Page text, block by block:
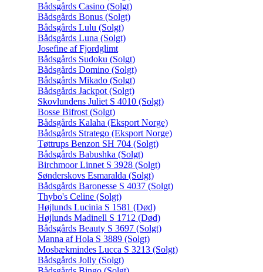
Bådsgårds Casino (Solgt)
Bådsgårds Bonus (Solgt)
Bådsgårds Lulu (Solgt)
Bådsgårds Luna (Solgt)
Josefine af Fjordglimt
Bådsgårds Sudoku (Solgt)
Bådsgårds Domino (Solgt)
Bådsgårds Mikado (Solgt)
Bådsgårds Jackpot (Solgt)
Skovlundens Juliet S 4010 (Solgt)
Bosse Bifrost (Solgt)
Bådsgårds Kalaha (Eksport Norge)
Bådsgårds Stratego (Eksport Norge)
Tøttrups Benzon SH 704 (Solgt)
Bådsgårds Babushka (Solgt)
Birchmoor Linnet S 3928 (Solgt)
Sønderskovs Esmaralda (Solgt)
Bådsgårds Baronesse S 4037 (Solgt)
Thybo's Celine (Solgt)
Højlunds Lucinia S 1581 (Død)
Højlunds Madinell S 1712 (Død)
Bådsgårds Beauty S 3697 (Solgt)
Manna af Hola S 3889 (Solgt)
Mosbækmindes Lucca S 3213 (Solgt)
Bådsgårds Jolly (Solgt)